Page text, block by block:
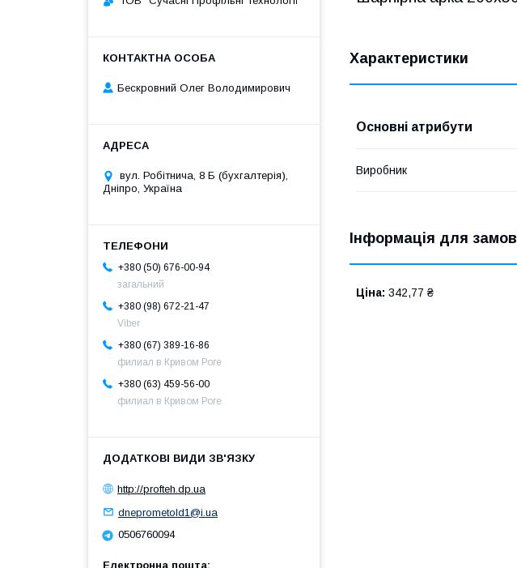
Характеристики
Основні атрибути
Виробник
Інформація для
Ціна: 342,77 ₴
Бескровний Олег Володимирович
вул. Робітнича, 8 Б (бухгалтерія),
Дніпро, Україна
+380 (50) 676-00-94
загальний
+380 (98) 672-21-47
Viber
+380 (67) 389-16-86
филиал в Кривом Роге
+380 (63) 459-56-00
филиал в Кривом Роге
http://profteh.dp.ua
dneprometold1@i.ua
0506760094
Електронна пошта